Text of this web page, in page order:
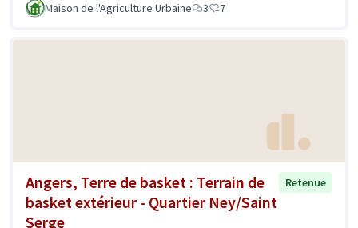
Maison de l'Agriculture Urbaine 3 7
Angers, Terre de basket : Terrain de
basket extérieur - Quartier Ney/Saint
Serge
Retenue